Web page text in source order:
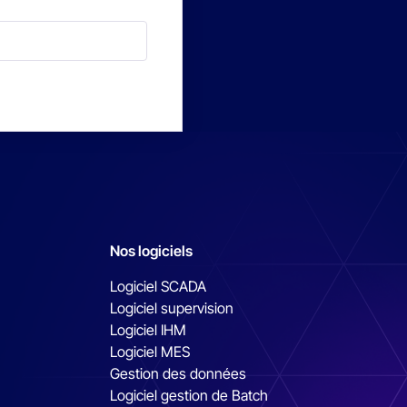
Nos logiciels
Logiciel SCADA
Logiciel supervision
Logiciel IHM
Logiciel MES
Gestion des données
Logiciel gestion de Batch